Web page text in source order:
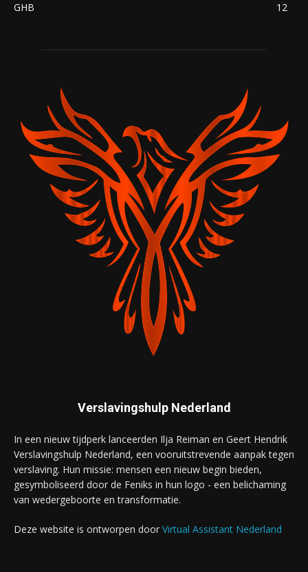
GHB
12
Verslavingshulp Nederland
In een nieuw tijdperk lanceerden Ilja Reiman en Geert Hendrik
Verslavingshulp Nederland, een vooruitstrevende aanpak tegen
verslaving. Hun missie: mensen een nieuw begin bieden,
gesymboliseerd door de Feniks in hun logo - een belichaming
van wedergeboorte en transformatie.
Deze website is ontworpen door Virtual Assistant Nederland